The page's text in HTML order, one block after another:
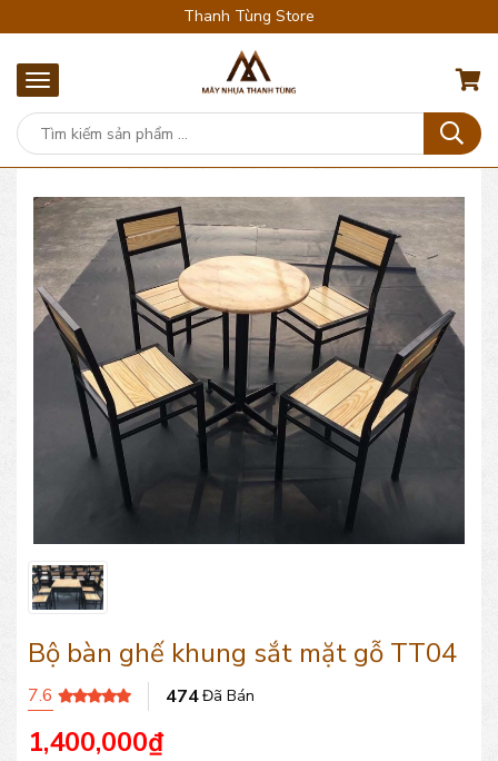
Thanh Tùng Store
Bộ bàn ghế khung sắt mặt gỗ TT04
7.6 474Đã Bán
1,400,000₫